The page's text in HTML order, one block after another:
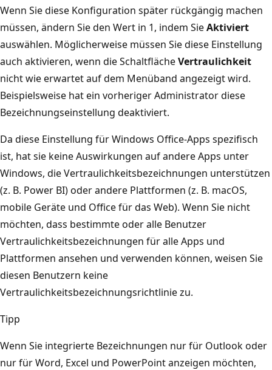
Wenn Sie diese Konfiguration später rückgängig machen
müssen, ändern Sie den Wert in 1, indem SieAktiviert
auswählen. Möglicherweise müssen Sie diese Einstellung
auch aktivieren, wenn die SchaltflächeVertraulichkeit
nicht wie erwartet auf dem Menüband angezeigt wird.
Beispielsweise hat ein vorheriger Administrator diese
Bezeichnungseinstellung deaktiviert.
Da diese Einstellung für Windows Office-Apps spezifisch
ist, hat sie keine Auswirkungen auf andere Apps unter
Windows, die Vertraulichkeitsbezeichnungen unterstützen
(z. B. Power BI) oder andere Plattformen (z. B. macOS,
mobile Geräte und Office für das Web). Wenn Sie nicht
möchten, dass bestimmte oder alle Benutzer
Vertraulichkeitsbezeichnungen für alle Apps und
Plattformen ansehen und verwenden können, weisen Sie
diesen Benutzern keine
Vertraulichkeitsbezeichnungsrichtlinie zu.
Tipp
Wenn Sie integrierte Bezeichnungen nur für Outlook oder
nur für Word, Excel und PowerPoint anzeigen möchten,